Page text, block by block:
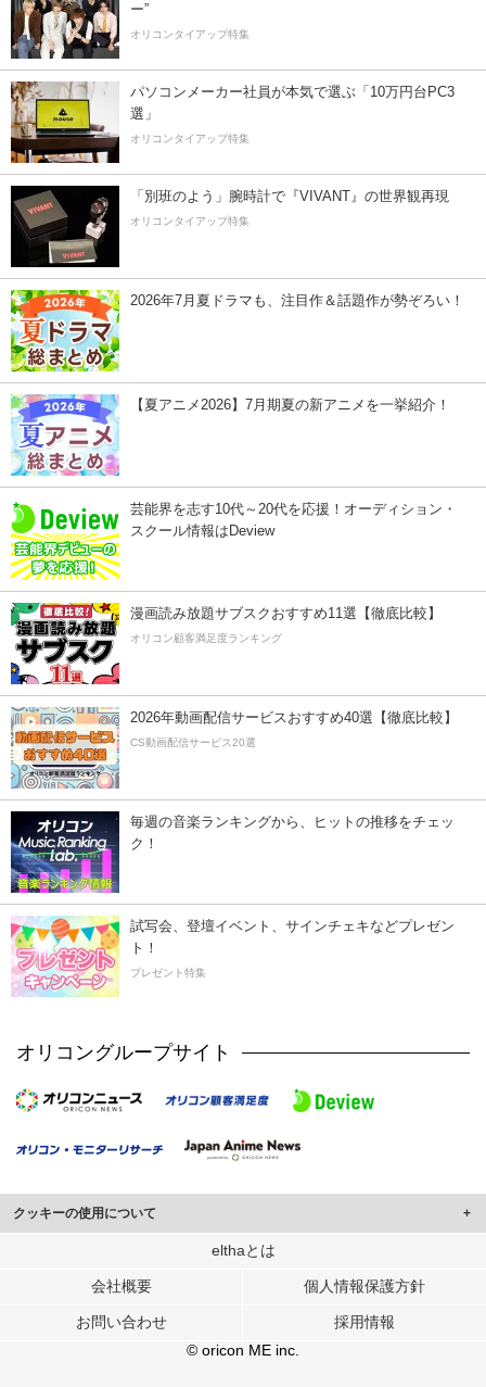
ー”
オリコンタイアップ特集
パソコンメーカー社員が本気で選ぶ「10万円台PC3
選」
オリコンタイアップ特集
「別班のよう」腕時計で『VIVANT』の世界観再現
オリコンタイアップ特集
2026年7月夏ドラマも、注目作＆話題作が勢ぞろい！
【夏アニメ2026】7月期夏の新アニメを一挙紹介！
芸能界を志す10代～20代を応援！オーディション・
スクール情報はDeview
漫画読み放題サブスクおすすめ11選【徹底比較】
オリコン顧客満足度ランキング
2026年動画配信サービスおすすめ40選【徹底比較】
CS動画配信サービス20選
毎週の音楽ランキングから、ヒットの推移をチェッ
ク！
試写会、登壇イベント、サインチェキなどプレゼン
ト！
プレゼント特集
オリコングループサイト
クッキーの使用について
このサイトでは Cookie を使用して、ユーザーに合わせたコンテンツや広告の
行っています。
メディアや広告配信、データ解析の各パートナーに提供しています。
各パートナーは、この情報とユーザーが各パートナーに提供した他の情報や、
ユーザーが各パートナーのサービスを使用したときに収集した他の情報を組み
elthaとは
会社概要 個人情報保護方針
お問い合わせ
採用情報
© oricon ME inc.